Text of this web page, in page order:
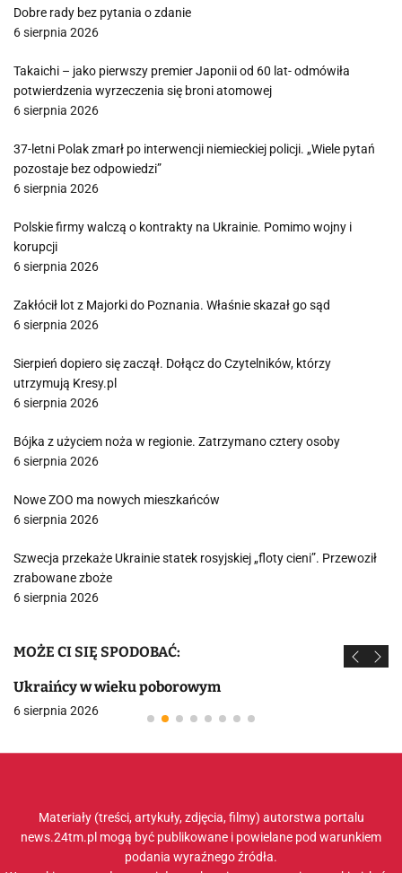
Dobre rady bez pytania o zdanie
6 sierpnia 2026
Takaichi – jako pierwszy premier Japonii od 60 lat- odmówiła
potwierdzenia wyrzeczenia się broni atomowej
6 sierpnia 2026
37-letni Polak zmarł po interwencji niemieckiej policji. „Wiele pytań
pozostaje bez odpowiedzi”
6 sierpnia 2026
Polskie firmy walczą o kontrakty na Ukrainie. Pomimo wojny i
korupcji
6 sierpnia 2026
Zakłócił lot z Majorki do Poznania. Właśnie skazał go sąd
6 sierpnia 2026
Sierpień dopiero się zaczął. Dołącz do Czytelników, którzy
utrzymują Kresy.pl
6 sierpnia 2026
Bójka z użyciem noża w regionie. Zatrzymano cztery osoby
6 sierpnia 2026
Nowe ZOO ma nowych mieszkańców
6 sierpnia 2026
Szwecja przekaże Ukrainie statek rosyjskiej „floty cieni”. Przewoził
zrabowane zboże
6 sierpnia 2026
MOŻE CI SIĘ SPODOBAĆ:
Ukraińcy w wieku poborowym
6 sierpnia 2026
Materiały (treści, artykuły, zdjęcia, filmy) autorstwa portalu
news.24tm.pl mogą być publikowane i powielane pod warunkiem
podania wyraźnego źródła.